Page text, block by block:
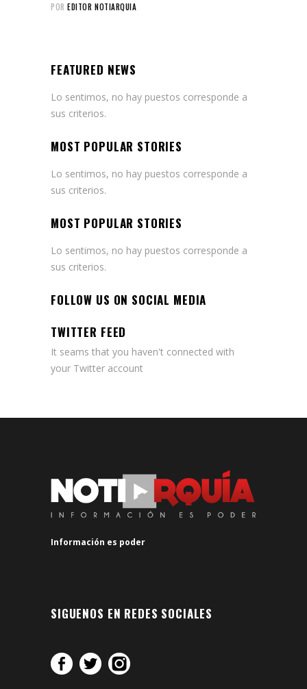
POR EDITOR NOTIARQUIA
FEATURED NEWS
Lo sentimos, no hay puestos corresponde a
sus criterios.
MOST POPULAR STORIES
Lo sentimos, no hay puestos corresponde a
sus criterios.
MOST POPULAR STORIES
Lo sentimos, no hay puestos corresponde a
sus criterios.
FOLLOW US ON SOCIAL MEDIA
TWITTER FEED
It seams that you haven't connected with
your Twitter account
Información es poder
SIGUENOS EN REDES SOCIALES